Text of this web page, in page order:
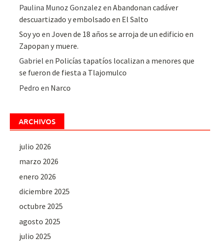
Paulina Munoz Gonzalez enAbandonan cadáver
descuartizado y embolsado en El Salto
Soy yo enJoven de 18 años se arroja de un edificio en
Zapopan y muere.
Gabriel en Policías tapatíos localizan a menores que
se fueron de fiesta a Tlajomulco
Pedro en Narco
ARCHIVOS
julio 2026
marzo 2026
enero 2026
diciembre 2025
octubre 2025
agosto 2025
julio 2025